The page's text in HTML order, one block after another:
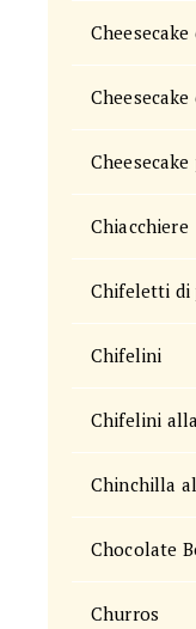
Cheesecake
Chiacchiere
Chifeletti di
Chifelini
Chifelini
Chinchilla
Chocolate
Churros